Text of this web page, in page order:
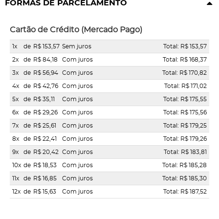
FORMAS DE PARCELAMENTO
Cartão de Crédito (Mercado Pago)
1x de R$ 153,57 Sem juros Total: R$ 153,57
2x de R$ 84,18 Com juros Total: R$ 168,37
3x de R$ 56,94 Com juros Total: R$ 170,82
4x de R$ 42,76 Com juros Total: R$ 171,02
5x de R$ 35,11 Com juros Total: R$ 175,55
6x de R$ 29,26 Com juros Total: R$ 175,56
7x de R$ 25,61 Com juros Total: R$ 179,25
8x de R$ 22,41 Com juros Total: R$ 179,26
9x de R$ 20,42 Com juros Total: R$ 183,81
10x de R$ 18,53 Com juros Total: R$ 185,28
11x de R$ 16,85 Com juros Total: R$ 185,30
12x de R$ 15,63 Com juros Total: R$ 187,52